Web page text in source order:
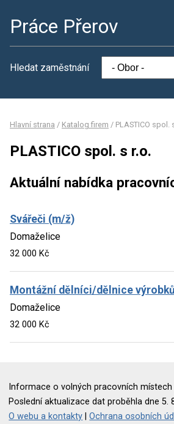
Práce Přerov
Hledat zaměstnání
Hlavní strana / Katalog firem / PLASTICO spol.
PLASTICO spol. s r.o.
Aktuální nabídka
Svářeči (m/ž)
Domaželice
32 000 Kč
Montážní dělníci/dělnice
Domaželice
32 000 Kč
Informace o volných pracovních
Poslední aktualizace dat proběhla dne 5.
O webu a kontakty |Ochrana osobních